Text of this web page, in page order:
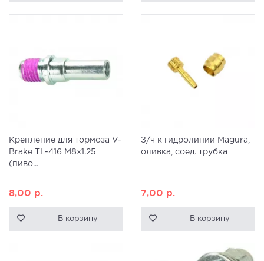
Крепление для тормоза V-
Brake TL-416 M8x1.25
(пиво...
8,00 р.
В корзину
З/ч к гидролинии Magura,
оливка, соед. трубка
7,00 р.
В корзину